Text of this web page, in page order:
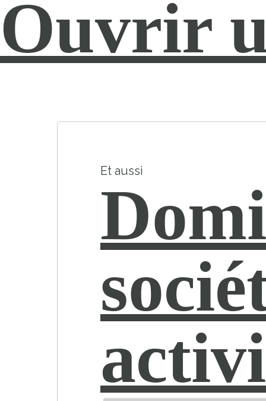
Ouvrir
Et aussi